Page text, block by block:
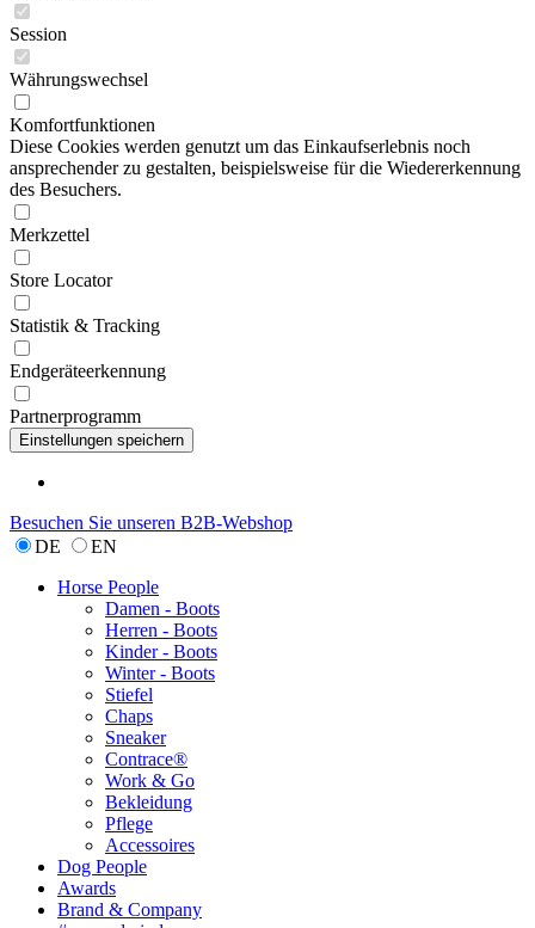
Session
Währungswechsel
Komfortfunktionen
Diese Cookies werden genutzt um das Einkaufserlebnis noch
ansprechender zu gestalten, beispielsweise für die Wiedererkennung
des Besuchers.
Merkzettel
Store Locator
Statistik & Tracking
Endgeräteerkennung
Partnerprogramm
Besuchen Sie unseren B2B-Webshop
DE
EN
Horse People
Damen - Boots
Herren - Boots
Kinder - Boots
Winter - Boots
Stiefel
Chaps
Sneaker
Contrace®
Work & Go
Bekleidung
Pflege
Accessoires
Dog People
Awards
Brand & Company